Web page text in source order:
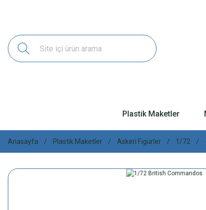
Plastik Maketler
Anasayfa Plastik Maketler Askeri Figürler 1/72